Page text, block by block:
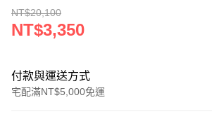
NT$20,100
NT$3,350
付款與運送方式
宅配滿NT$5,000免運